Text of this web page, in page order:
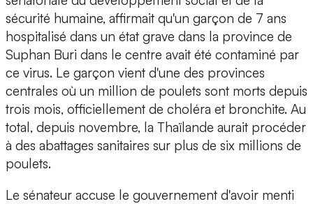
sécurité humaine, affirmait qu'un garçon de 7 ans
hospitalisé dans un état grave dans la province de
Suphan Buri dans le centre avait été contaminé par
ce virus. Le garçon vient d'une des provinces
centrales où un million de poulets sont morts depuis
trois mois, officiellement de choléra et bronchite. Au
total, depuis novembre, la Thaïlande aurait procéder
à des abattages sanitaires sur plus de six millions de
poulets.
Le sénateur accuse le gouvernement d'avoir menti